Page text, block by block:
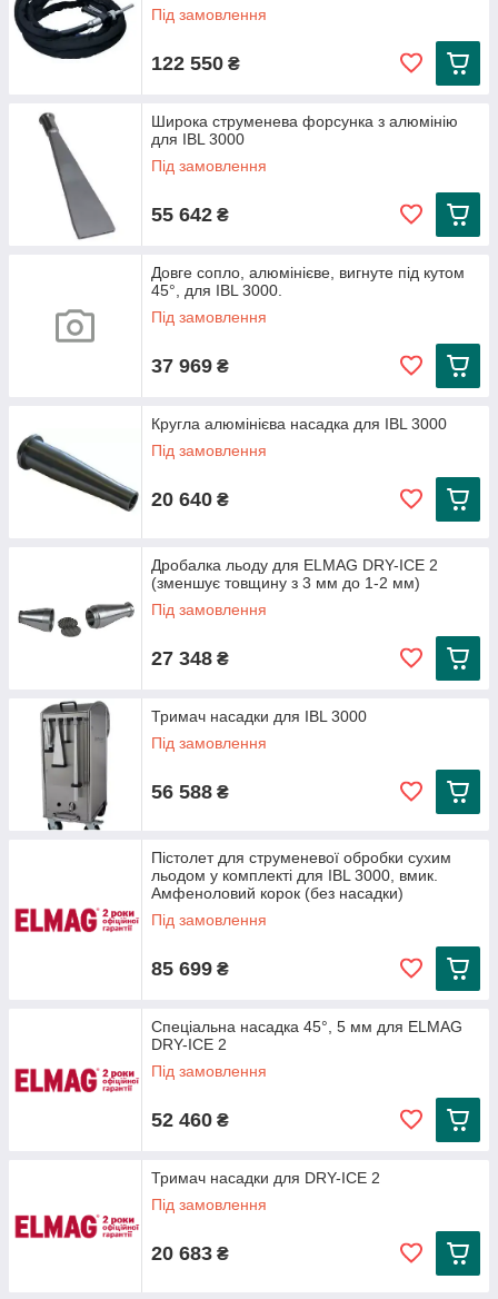
Під замовлення
122 550 ₴
Широка струменева форсунка з алюмінію
для IBL 3000
Під замовлення
55 642 ₴
Довге сопло, алюмінієве, вигнуте під кутом
45°, для IBL 3000.
Під замовлення
37 969 ₴
Кругла алюмінієва насадка для IBL 3000
Під замовлення
20 640 ₴
Дробалка льоду для ELMAG DRY-ICE 2
(зменшує товщину з 3 мм до 1-2 мм)
Під замовлення
27 348 ₴
Тримач насадки для IBL 3000
Під замовлення
56 588 ₴
Пістолет для струменевої обробки сухим
льодом у комплекті для IBL 3000, вмик.
Амфеноловий корок (без насадки)
Під замовлення
85 699 ₴
Спеціальна насадка 45°, 5 мм для ELMAG
DRY-ICE 2
Під замовлення
52 460 ₴
Тримач насадки для DRY-ICE 2
Під замовлення
20 683 ₴